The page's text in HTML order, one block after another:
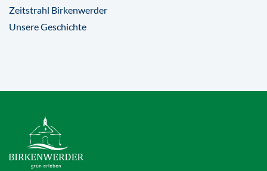
Zeitstrahl Birkenwerder
Unsere Geschichte